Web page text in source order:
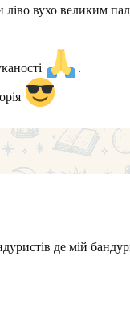
вухо великим
.
де мій